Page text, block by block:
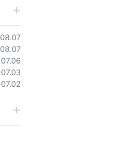
등록일
08.07
등록일
08.07
등록일
07.06
등록일
07.03
등록일
07.02